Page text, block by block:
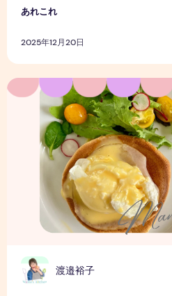
あれこれ
2025年12月20日
渡邉裕子
ときめきパンケーキ時間の2日間